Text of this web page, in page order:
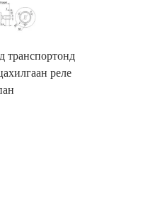
транспортонд
реле